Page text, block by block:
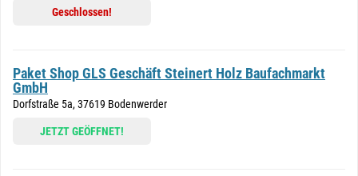
Geschlossen!
Paket Shop GLS Geschäft Steinert Holz Baufachmarkt
GmbH
Dorfstraße 5a, 37619 Bodenwerder
JETZT GEÖFFNET!